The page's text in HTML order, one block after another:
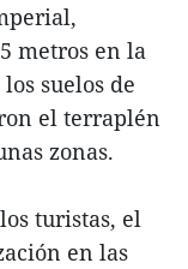
metros en la
suelos de
el terraplén
zonas.
turistas, el
en las